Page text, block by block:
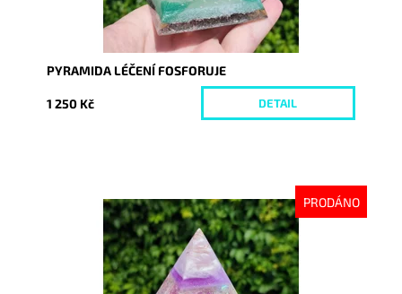
PYRAMIDA LÉČENÍ FOSFORUJE
1 250 Kč DETAIL
PRODÁNO
Dostupnost:
Vyprodáno
8752